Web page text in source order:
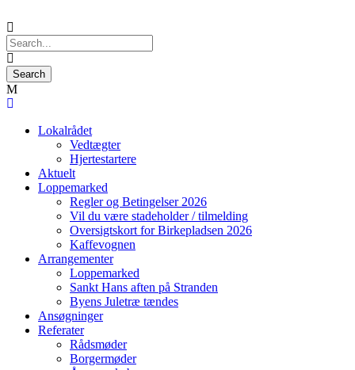
Lokalrådet
Vedtægter
Hjertestartere
Aktuelt
Loppemarked
Regler og Betingelser 2026
Vil du være stadeholder / tilmelding
Oversigtskort for Birkepladsen 2026
Kaffevognen
Arrangementer
Loppemarked
Sankt Hans aften på Stranden
Byens Juletræ tændes
Ansøgninger
Referater
Rådsmøder
Borgermøder